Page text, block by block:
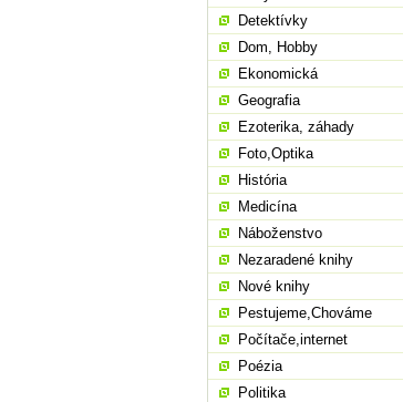
Detektívky
Dom, Hobby
Ekonomická
Geografia
Ezoterika, záhady
Foto,Optika
História
Medicína
Náboženstvo
Nezaradené knihy
Nové knihy
Pestujeme,Chováme
Počítače,internet
Poézia
Politika